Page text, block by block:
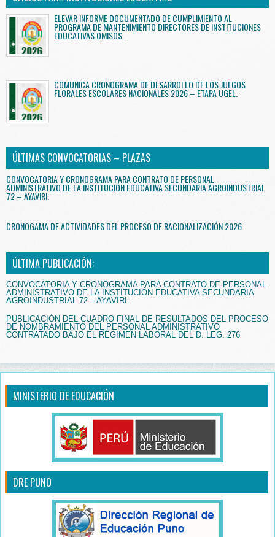
ELEVAR INFORME DOCUMENTADO DE CUMPLIMIENTO AL
PROGRAMA DE MANTENIMIENTO DIRECTORES DE INSTITUCIONES
EDUCATIVAS OMISOS.
COMUNICA CRONOGRAMA DE DESARROLLO DE LOS JUEGOS
FLORALES ESCOLARES NACIONALES 2026 – ETAPA UGEL.
ÚLTIMAS CONVOCATORIAS – PLAZAS
CONVOCATORIA Y CRONOGRAMA PARA CONTRATO DE PERSONAL
ADMINISTRATIVO DE LA INSTITUCIÓN EDUCATIVA SECUNDARIA AGROINDUSTRIAL
72 – AYAVIRI.
CRONOGAMA DE ACTIVIDADES DEL PROCESO DE RACIONALIZACIÓN 2026
ÚLTIMA PUBLICACIÓN:
CONVOCATORIA Y CRONOGRAMA PARA CONTRATO DE PERSONAL
ADMINISTRATIVO DE LA INSTITUCIÓN EDUCATIVA SECUNDARIA
AGROINDUSTRIAL 72 – AYAVIRI.
PUBLICACIÓN DEL CUADRO FINAL DE RESULTADOS DEL PROCESO
DE NOMBRAMIENTO DEL PERSONAL ADMINISTRATIVO
CONTRATADO BAJO EL RÉGIMEN LABORAL DEL D. LEG. 276
MINISTERIO DE EDUCACIÓN
DRE PUNO